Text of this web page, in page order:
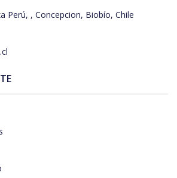
Perú, , Concepcion, Biobío, Chile